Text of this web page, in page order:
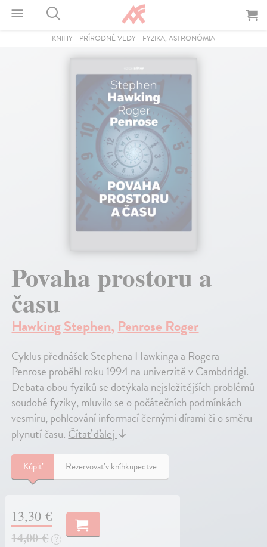
KNIHY - PRÍRODNÉ VEDY - FYZIKA, ASTRONÓMIA
Povaha prostoru a
času
Hawking Stephen,Penrose Roger
Cyklus přednášek Stephena Hawkinga a Rogera
Penrose proběhl roku 1994 na univerzitě v Cambdridgi.
Debata obou fyziků se dotýkala nejsložitějších problémů
soudobé fyziky, mluvilo se o počátečních podmínkách
vesmíru, pohlcování informací černými dírami či o směru
plynutí času. Čítať ďalej ↓
Kúpiť Rezervovať v kníhkupectve
13,30 €
14,00 €
?